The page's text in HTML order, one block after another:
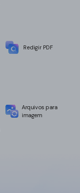
Redigir PDF
Arquivos para
imagem